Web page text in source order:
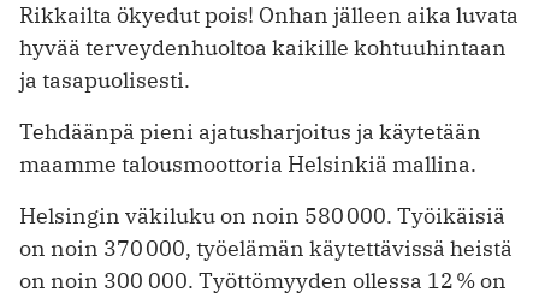
Rikkailta ökyedut pois! Onhan jälleen aika luvata
hyvää terveydenhuoltoa kaikille kohtuuhintaan
ja tasapuolisesti.
Tehdäänpä pieni ajatusharjoitus ja käytetään
maamme talousmoottoria Helsinkiä mallina.
Helsingin väkiluku on noin 580 000. Työikäisiä
on noin 370 000, työelämän käytettävissä heistä
on noin 300 000. Työttömyyden ollessa 12 % on